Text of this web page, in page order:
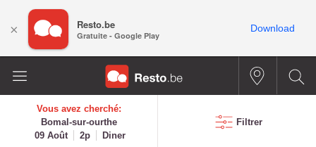
Vous avez cherché:
Bomal-sur-ourthe
09 Août
2p Diner
Filtrer
× Resto.be
Gratuite - Google Play
Download